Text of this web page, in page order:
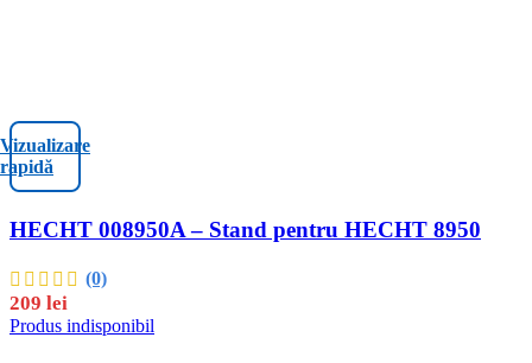
Vizualizare
rapidă
HECHT 008950A – Stand pentru HECHT 8950
(0)
209 lei
Produs indisponibil